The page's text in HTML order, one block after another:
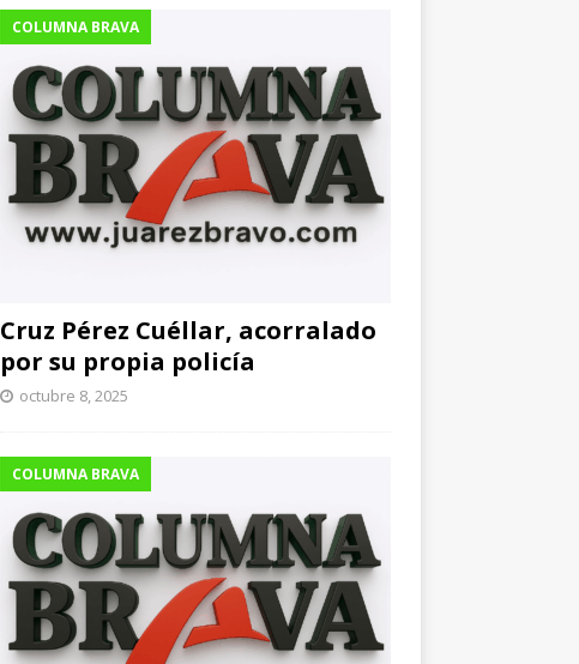
COLUMNA BRAVA
Cruz Pérez Cuéllar, acorralado
por su propia policía
octubre 8, 2025
COLUMNA BRAVA